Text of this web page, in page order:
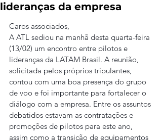
lideranças da empresa
Caros associados,
A ATL sediou na manhã desta quarta-feira
(13/02) um encontro entre pilotos e
lideranças da LATAM Brasil. A reunião,
solicitada pelos próprios tripulantes,
contou com uma boa presença do grupo
de voo e foi importante para fortalecer o
diálogo com a empresa. Entre os assuntos
debatidos estavam as contratações e
promoções de pilotos para este ano,
assim como a transição de equipamentos